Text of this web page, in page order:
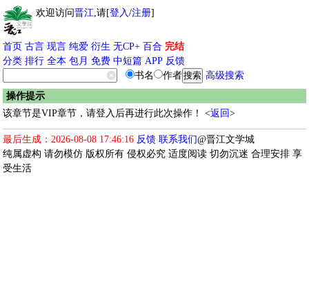
欢迎访问晋江,请[登入/注册]
首页 古言 现言 纯爱 衍生 无CP+ 百合 完结
分类 排行 全本 包月 免费 中短篇 APP 反馈
书名
作者
高级搜索
操作提示
该章节是VIP章节，请登入后再进行此次操作！ <返回>
最后生成：2026-08-08 17:46:16 反馈 联系我们@晋江文学城
纯属虚构 请勿模仿 版权所有 侵权必究 适度阅读 切勿沉迷 合理安排 享
受生活